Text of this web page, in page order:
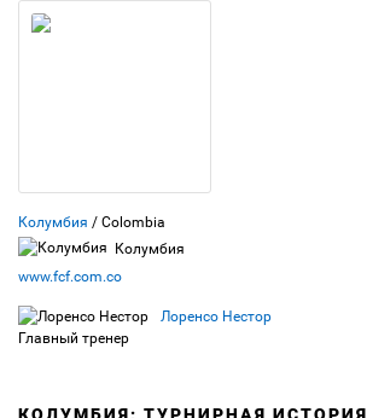
Колумбия / Colombia
Колумбия
www.fcf.com.co
Лоренсо Нестор
Главный тренер